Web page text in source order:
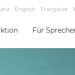
English Française
Für